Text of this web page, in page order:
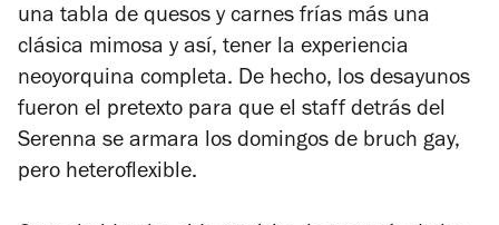
una tabla de quesos y carnes frías más una
clásica mimosa y así, tener la experiencia
neoyorquina completa. De hecho, los desayunos
fueron el pretexto para que el staff detrás del
Serenna se armara los domingos de bruch gay,
pero heteroflexible.